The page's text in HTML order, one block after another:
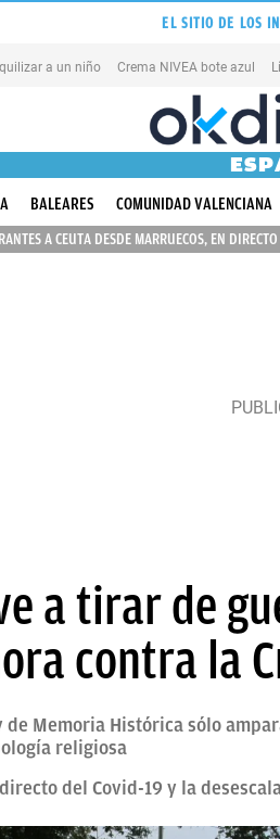
EL SITIO DE LOS
a un niño Crema NIVEA bote azul
BALEARES COMUNIDAD VALENCIANA
A CEUTA DESDE MARRUECOS, EN DIRECTO
a tirar de
contra la
de Memoria Histórica sólo
religiosa
del Covid-19 y la